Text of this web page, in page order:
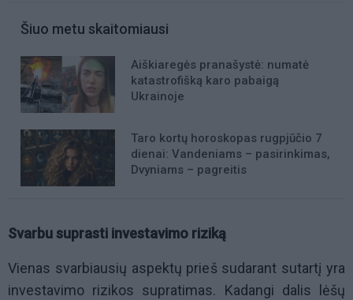
Šiuo metu skaitomiausi
Aiškiaregės pranašystė: numatė
katastrofišką karo pabaigą
Ukrainoje
Taro kortų horoskopas rugpjūčio 7
dienai: Vandeniams – pasirinkimas,
Dvyniams – pagreitis
Svarbu suprasti investavimo riziką
Vienas svarbiausių aspektų prieš sudarant sutartį yra
investavimo rizikos supratimas. Kadangi dalis lėšų